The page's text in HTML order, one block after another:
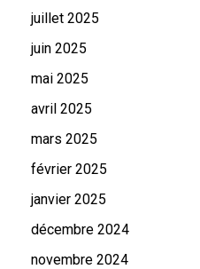
juillet 2025
juin 2025
mai 2025
avril 2025
mars 2025
février 2025
janvier 2025
décembre 2024
novembre 2024